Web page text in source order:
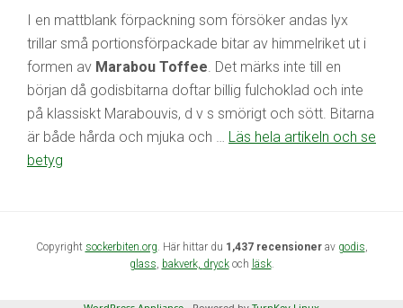
I en mattblank förpackning som försöker andas lyx
trillar små portionsförpackade bitar av himmelriket ut i
formen av Marabou Toffee . Det märks inte till en
början då godisbitarna doftar billig fulchoklad och inte
på klassiskt Marabouvis, d v s smörigt och sött. Bitarna
är både hårda och mjuka och … Läs hela artikeln och se
betyg
Copyright sockerbiten.org . Här hittar du 1,437 recensionerav godis
glass bakverk, dryckoch läsk.